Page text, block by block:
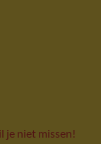
je niet missen!